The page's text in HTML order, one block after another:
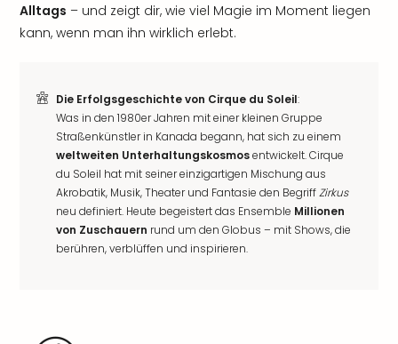
Alltags – und zeigt dir, wie viel Magie im Moment liegen
kann, wenn man ihn wirklich erlebt.
Die Erfolgsgeschichte von Cirque du Soleil:
Was in den 1980er Jahren mit einer kleinen Gruppe
Straßenkünstler in Kanada begann, hat sich zu einem
weltweiten Unterhaltungskosmosentwickelt. Cirque
du Soleil hat mit seiner einzigartigen Mischung aus
Akrobatik, Musik, Theater und Fantasie den BegriffZirkus
neu definiert. Heute begeistert das Ensemble Millionen
von Zuschauern rund um den Globus – mit Shows, die
berühren, verblüffen und inspirieren.